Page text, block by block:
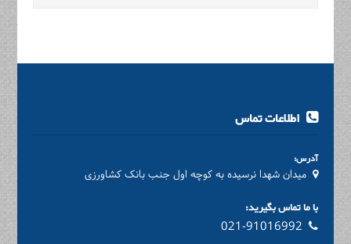
اطلاعات تماس
آدرس:
میدان شهدا نرسیده به کوچه اول جنب بانک کشاورزی
با ما تماس بگیرید:
021-91016992